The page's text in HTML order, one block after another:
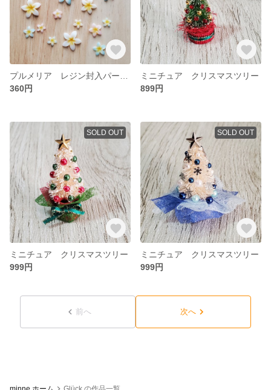
360円
ミニチュア クリスマスツリー
899円
SOLD OUT
ミニチュア クリスマスツリー
999円
SOLD OUT
ミニチュア クリスマスツリー
999円
前へ 次へ